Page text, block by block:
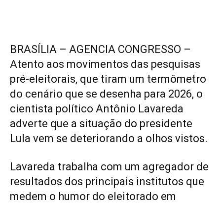
BRASÍLIA – AGENCIA CONGRESSO –
Atento aos movimentos das pesquisas
pré-eleitorais, que tiram um termômetro
do cenário que se desenha para 2026, o
cientista político Antônio Lavareda
adverte que a situação do presidente
Lula vem se deteriorando a olhos vistos.
Lavareda trabalha com um agregador de
resultados dos principais institutos que
medem o humor do eleitorado em